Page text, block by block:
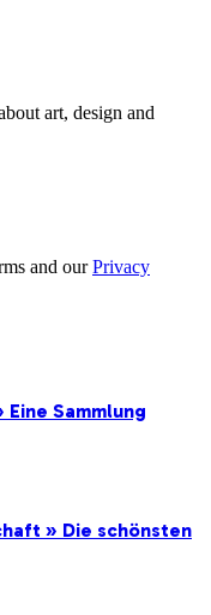
art, design and
and ourPrivacy
Sammlung
» Die schönsten